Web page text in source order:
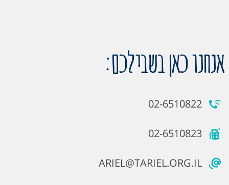
אנחנו כאן בשבילכם:
02-6510822
02-6510823
ARIEL@TARIEL.ORG.IL